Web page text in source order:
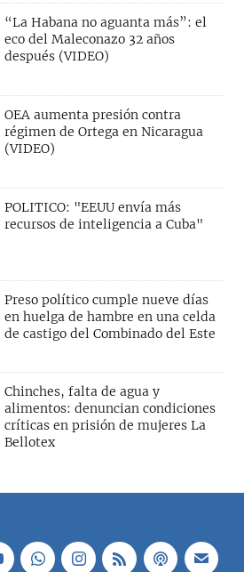
“La Habana no aguanta más”: el
eco del Maleconazo 32 años
después (VIDEO)
OEA aumenta presión contra
régimen de Ortega en Nicaragua
(VIDEO)
POLITICO: "EEUU envía más
recursos de inteligencia a Cuba"
Preso político cumple nueve días
en huelga de hambre en una celda
de castigo del Combinado del Este
Chinches, falta de agua y
alimentos: denuncian condiciones
críticas en prisión de mujeres La
Bellotex